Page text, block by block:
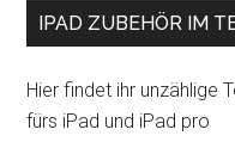
IPAD ZUBEHÖR IM
Hier findet ihr unzählige
fürs iPad und iPad pro